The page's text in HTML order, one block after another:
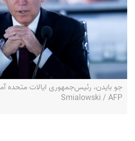
Smialowski / AFP